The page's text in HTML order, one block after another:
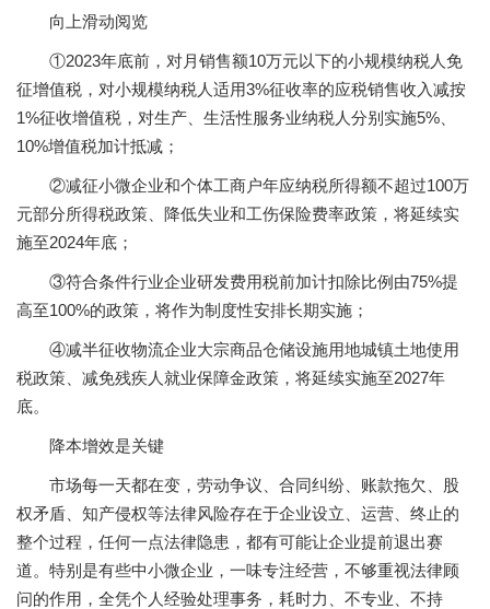
向上滑动阅览
①2023年底前，对月销售额10万元以下的小规模纳税人免
征增值税，对小规模纳税人适用3%征收率的应税销售收入减按
1%征收增值税，对生产、生活性服务业纳税人分别实施5%、
10%增值税加计抵减；
②减征小微企业和个体工商户年应纳税所得额不超过100万
元部分所得税政策、降低失业和工伤保险费率政策，将延续实
施至2024年底；
③符合条件行业企业研发费用税前加计扣除比例由75%提
高至100%的政策，将作为制度性安排长期实施；
④减半征收物流企业大宗商品仓储设施用地城镇土地使用
税政策、减免残疾人就业保障金政策，将延续实施至2027年
底。
降本增效是关键
市场每一天都在变，劳动争议、合同纠纷、账款拖欠、股
权矛盾、知产侵权等法律风险存在于企业设立、运营、终止的
整个过程，任何一点法律隐患，都有可能让企业提前退出赛
道。特别是有些中小微企业，一味专注经营，不够重视法律顾
问的作用，全凭个人经验处理事务，耗时力、不专业、不持